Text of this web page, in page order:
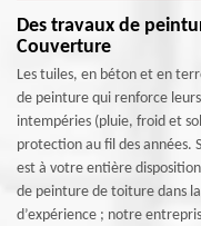
Des travaux de
Couverture
Les tuiles, en béton et en
de peinture qui renforce
intempéries (pluie, froid et
protection au fil des années.
est à votre entière
de peinture de toiture dans
d’expérience ; notre